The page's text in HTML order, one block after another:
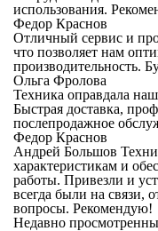
использования.
Федор Краснов
Отличный сервис и
что позволяет нам
производительность.
Ольга Фролова
Техника оправдала
Быстрая доставка,
послепродажное
Федор Краснов
Андрей Большов
характеристикам и
работы. Привезли и
всегда были на связи,
вопросы. Рекомендую!
Недавно